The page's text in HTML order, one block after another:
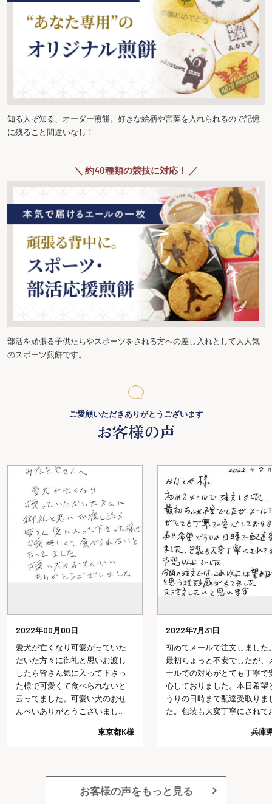
知る人ぞ知る、オーダー煎餅。好きな絵柄や言葉を入れられるので記憶
に残ること間違いなし！
＼ 約40種類の競技に対応！ ／
部活を頑張る子供たちやスポーツをされる方への差し入れとして大人気
のスポーツ煎餅です。
ご愛顧いただきありがとうございます
お客様の声
2022年00月00日
愛犬が亡くなり可愛がっていた
だいた方々に御礼と思いお渡し
したら皆さん気に入って下さっ
た様で可愛くて食べられないと
云ってました。可愛い犬のおせ
んべいありがとうございまし
東京都K様
2022年7月31日
初めてメールで注文しました
最初ちょっと不安でしたが、
ールでの対応がとても丁寧で
心しておりました。本日希望
うりの日時まで配達受取りま
た。包装も大変丁寧にされて
では、これ以上は望めないだ
兵庫
お客様の声をもっと見る